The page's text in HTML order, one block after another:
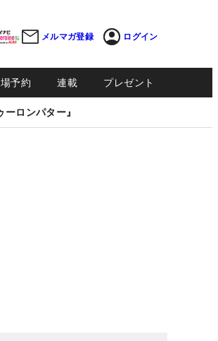
メルマガ登録 ログイン
予約 連載 プレゼント
ロンパター』